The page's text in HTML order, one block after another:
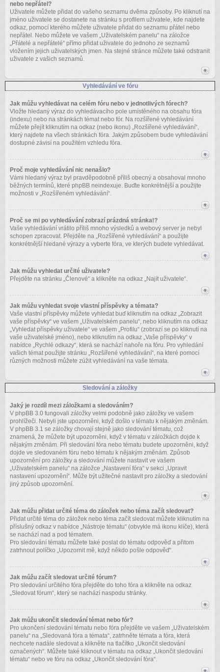
nebo nepřátel?
Uživatele můžete přidat do vašeho seznamu dvěma způsoby. Po kliknutí na
jméno uživatele se dostanete na stránku s profilem uživatele, kde najdete
odkaz, pomocí kterého můžete uživatele přidat do seznamu přátel nebo
nepřátel. Nebo můžete ve vašem „Uživatelském panelu“ na záložce
„Přátelé a nepřátelé“ přímo přidat uživatele do jednoho ze seznamů
vložením jejich uživatelských jmen. Na stejné stránce můžete také odstranit
uživatele z vašich seznamů.
Vyhledávání ve fóru
Jak můžu vyhledávat na celém fóru nebo v jednotlivých fórech?
Vložte hledaný výraz do vyhledávacího pole umístěného na obsahu fóra
(indexu) nebo na stránkách témat nebo fór. Na rozšířené vyhledávání
můžete přejít kliknutím na odkaz (nebo ikonu) „Rozšířené vyhledávání“,
který najdete na všech stránkách fóra. Jakým způsobem bude vyhledávání
dostupné závisí na použitém vzhledu fóra.
Proč moje vyhledávání nic nenašlo?
Vámi hledaný výraz byl pravděpodobně příliš obecný a obsahoval mnoho
běžných termínů, které phpBB neindexuje. Buďte konkrétnější a použijte
možnosti v „Rozšířeném vyhledávání“.
Proč se mi po vyhledávání zobrazí prázdná stránka!?
Vaše vyhledávání vrátilo příliš mnoho výsledků a webový server je nebyl
schopen zpracovat. Přejděte na „Rozšířené vyhledávání“ a použijte
konkrétnější hledané výrazy a vyberte fóra, ve kterých budete vyhledávat.
Jak můžu vyhledat určité uživatele?
Přejděte na stránku „Členové“ a klikněte na odkaz „Najít uživatele“.
Jak můžu vyhledat svoje vlastní příspěvky a témata?
Vaše vlastní příspěvky můžete vyhledat buď kliknutím na odkaz „Zobrazit
vaše příspěvky“ ve vašem „Uživatelském panelu“, nebo kliknutím na odkaz
„Vyhledat příspěvky uživatele“ ve vašem „Profilu“ (zobrazí se po kliknutí na
vaše uživatelské jméno), nebo kliknutím na odkaz „Vaše příspěvky“ v
nabídce „Rychlé odkazy“, která se nachází nahoře na fóru. Pro vyhledání
vašich témat použijte stránku „Rozšířené vyhledávání“, na které pomocí
různých možnosti můžete zúžit vyhledávání na vaše témata.
Sledování a záložky
Jaký je rozdíl mezi záložkami a sledováním?
V phpBB 3.0 fungovali záložky velmi podobně jako záložky ve vašem
prohlížeči. Nebyli jste upozorněni, když došlo v tématu k nějakým změnám.
V phpBB 3.1 se záložky chovají stejně jako sledování tématu, což
znamená, že můžete být upozorněni, když v tématu v záložkách dojde k
nějakým změnám. Při sledování fóra nebo tématu budete upozorněni, když
dojde ve sledovaném fóru nebo tématu k nějakým změnám. Způsob
upozornění pro záložky a sledování můžete nastavit ve vašem
„Uživatelském panelu“ na záložce „Nastavení fóra“ v sekci „Upravit
nastavení upozornění“. Může být užitečné nastavit pro záložky a sledování
jiný způsob upozornění.
Jak můžu přidat určité téma do záložek nebo téma začít sledovat?
Přidat určité téma do záložek nebo téma začít sledovat můžete kliknutím na
příslušný odkaz v nabídce „Nástroje tématu“ (obvykle má ikonu klíče), která
se nachází nad a pod tématem.
Pro sledování tématu můžete také poslat do tématu odpověď a přitom
zatrhnout políčko „Upozornit mě, když někdo pošle odpověď“.
Jak můžu začít sledovat určité fórum?
Pro sledování určitého fóra přejděte do toho fóra a klikněte na odkaz
„Sledovat fórum“, který se nachází naspodu stránky.
Jak můžu ukončit sledování témat nebo fór?
Pro ukončení sledování tématu nebo fóra přejděte ve vašem „Uživatelském
panelu“ na „Sledovaná fóra a témata“, zatrhněte témata a fóra, která
nechcete nadále sledovat a klikněte na tlačítko „Ukončit sledování
označených“. Můžete také kliknout v tématu na odkaz „Ukončit sledování
tématu“ nebo ve fóru na odkaz „Ukončit sledování fóra“.